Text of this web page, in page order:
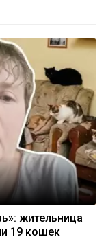
жительница
19 кошек